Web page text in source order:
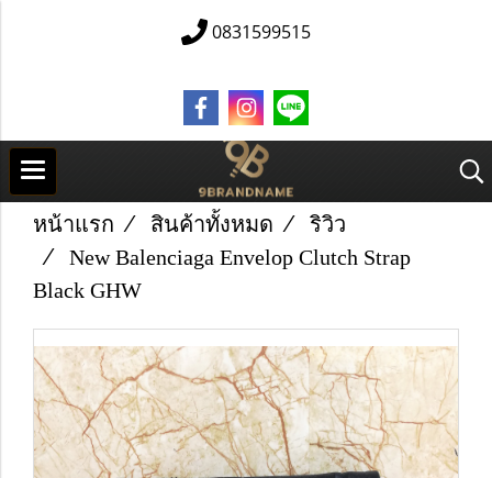
0831599515
หน้าแรก สินค้าทั้งหมด
ริวิว
New Balenciaga Envelop Clutch Strap
Black GHW